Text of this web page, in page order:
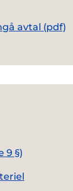
avtal (pdf)
9 §)